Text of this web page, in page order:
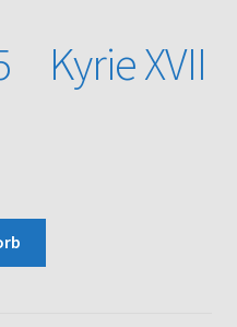
Kyrie XVII